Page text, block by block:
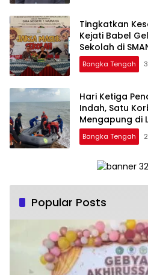
Tingkatkan
Kejati Babel
Sekolah di
Bangka Tengah
Hari Ketiga
Indah, Satu
Mengapung di
Bangka Tengah
Popular Posts